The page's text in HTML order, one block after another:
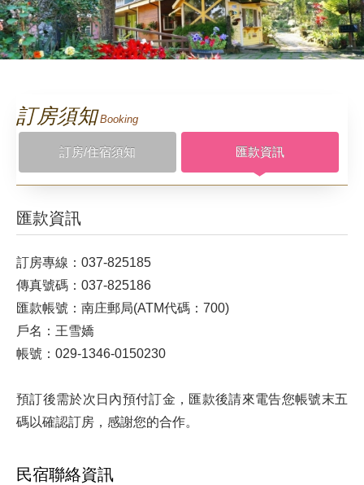
客房介紹
服務設施
相簿剪影
週邊景點
交通位置
優惠訊息
訂房須知 Booking
訂房/住宿須知 匯款資訊
匯款資訊
訂房專線：037-825185
傳真號碼：037-825186
匯款帳號：南庄郵局(ATM代碼：700)
戶名：王雪嬌
帳號：029-1346-0150230
預訂後需於次日內預付訂金，匯款後請來電告您帳號末五
碼以確認訂房，感謝您的合作。
民宿聯絡資訊